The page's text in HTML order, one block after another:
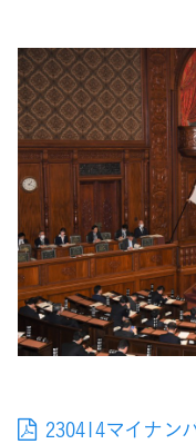
230414マイナン